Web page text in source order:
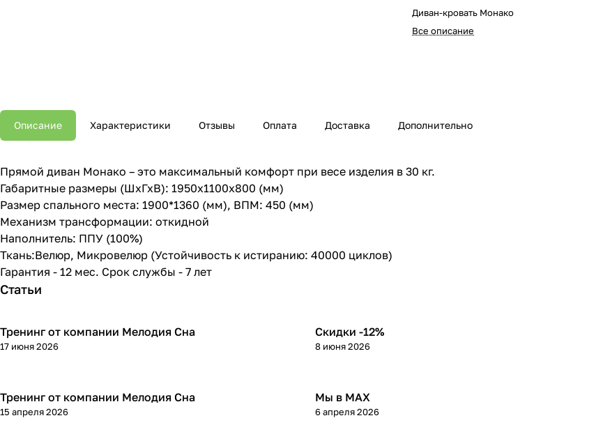
Диван-кровать Монако
Все описание
Описание Характеристики Отзывы Оплата Доставка Дополнительно
Прямой диван Монако – это максимальный комфорт при весе изделия в 30 кг.
Габаритные размеры (ШхГхВ): 1950х1100х800 (мм)
Размер спального места: 1900*1360 (мм), ВПМ: 450 (мм)
Механизм трансформации: откидной
Наполнитель: ППУ (100%)
Ткань:Велюр, Микровелюр (Устойчивость к истиранию: 40000 циклов)
Гарантия - 12 мес. Срок службы - 7 лет
Статьи
Тренинг от компании Мелодия Сна
17 июня 2026
Скидки -12%
8 июня 2026
Тренинг от компании Мелодия Сна
15 апреля 2026
Мы в МАХ
6 апреля 2026